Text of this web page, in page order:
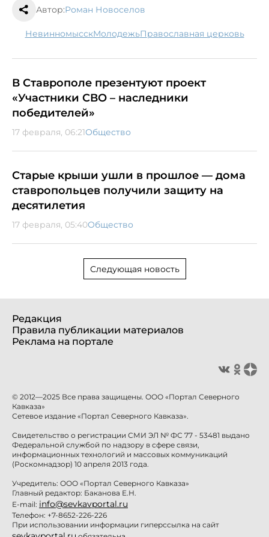
Автор:Роман Новоселов
Невинномысск молодежь православная церковь
В Ставрополе презентуют проект
«Участники СВО – наследники
победителей»
17 февраля, 06:21Общество
Старые крыши ушли в прошлое — дома
ставропольцев получили защиту на
десятилетия
17 февраля, 05:40Общество
Следующая новость
Редакция
Правила публикации материалов
Реклама на портале
© 2012—2025 Все права защищены. ООО «Портал Северного
Кавказа»
Сетевое издание «Портал Северного Кавказа».
Свидетельство о регистрации СМИ ЭЛ № ФС 77 - 53481 выдано
Федеральной службой по надзору в сфере связи,
информационных технологий и массовых коммуникаций
(Роскомнадзор) 10 апреля 2013 года.
Учредитель: ООО «Портал Северного Кавказа»
Главный редактор: Баканова Е.Н.
E-mail: info@sevkavportal.ru
Телефон: +7-8652-226-226
При использовании информации гиперссылка на сайт